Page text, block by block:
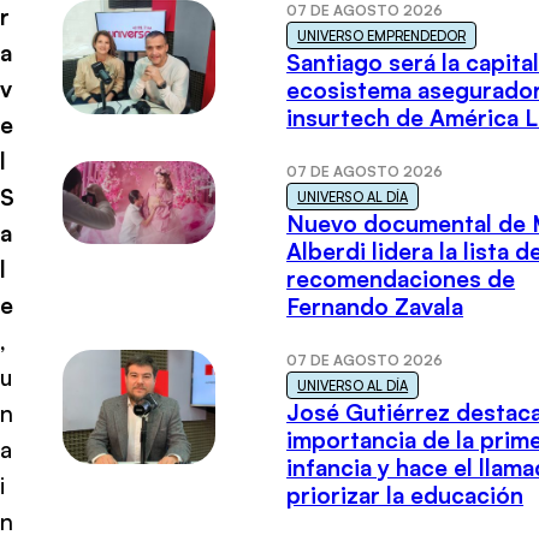
r
a
v
e
l
S
a
l
e
,
u
n
a
i
n
07 DE AGOSTO 2026
UNIVERSO EMPRENDEDOR
Santiago será la
ecosistema
insurtech de América
07 DE AGOSTO 2026
UNIVERSO AL DÍA
Nuevo documental de
Alberdi lidera la lista
recomendaciones de
Fernando Zavala
07 DE AGOSTO 2026
UNIVERSO AL DÍA
José Gutiérrez
importancia de la
infancia y hace el
priorizar la educación